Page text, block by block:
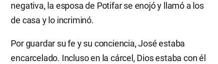
negativa, la esposa de Potifar se enojó y llamó a los
de casa y lo incriminó.
Por guardar su fe y su conciencia, José estaba
encarcelado. Incluso en la cárcel, Dios estaba con él